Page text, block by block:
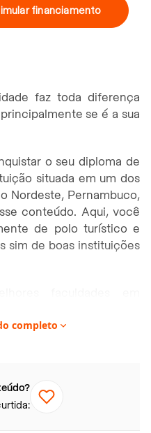
financiamento
faz toda diferença
se é a sua
o seu diploma de
situada em um dos
Nordeste, Pernambuco,
conteúdo. Aqui, você
de polo turístico e
sim de boas instituições
Pernambuco (UFPE)
completo